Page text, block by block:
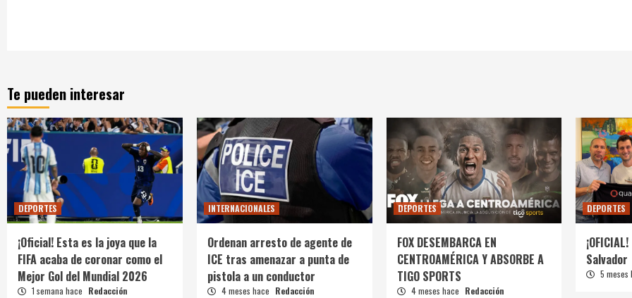
Te pueden interesar
DEPORTES
¡Oficial! Esta es la joya que la
FIFA acaba de coronar como el
Mejor Gol del Mundial 2026
1 semana hace Redacción
INTERNACIONALES
Ordenan arresto de agente de
ICE tras amenazar a punta de
pistola a un conductor
4 meses hace Redacción
DEPORTES
FOX DESEMBARCA EN
CENTROAMÉRICA Y ABSORBE A
TIGO SPORTS
4 meses hace Redacción
DEPORTES
Salvador
5